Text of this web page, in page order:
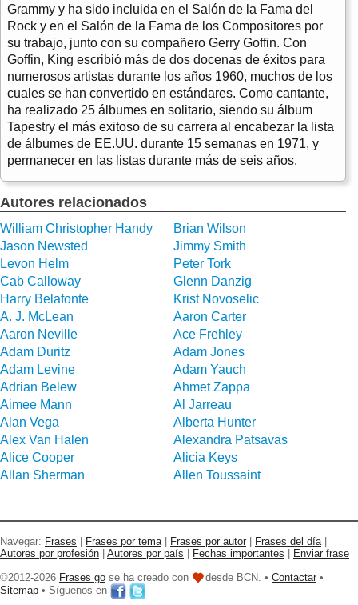
Grammy y ha sido incluida en el Salón de la Fama del
Rock y en el Salón de la Fama de los Compositores por
su trabajo, junto con su compañero Gerry Goffin. Con
Goffin, King escribió más de dos docenas de éxitos para
numerosos artistas durante los años 1960, muchos de los
cuales se han convertido en estándares. Como cantante,
ha realizado 25 álbumes en solitario, siendo su álbum
Tapestry el más exitoso de su carrera al encabezar la lista
de álbumes de EE.UU. durante 15 semanas en 1971, y
permanecer en las listas durante más de seis años.
Autores relacionados
William Christopher Handy
Brian Wilson
Jason Newsted
Jimmy Smith
Levon Helm
Peter Tork
Cab Calloway
Glenn Danzig
Harry Belafonte
Krist Novoselic
A. J. McLean
Aaron Carter
Aaron Neville
Ace Frehley
Adam Duritz
Adam Jones
Adam Levine
Adam Yauch
Adrian Belew
Ahmet Zappa
Aimee Mann
Al Jarreau
Alan Vega
Alberta Hunter
Alex Van Halen
Alexandra Patsavas
Alice Cooper
Alicia Keys
Allan Sherman
Allen Toussaint
Navegar: Frases | Frases por tema | Frases por autor | Frases del día |
Autores por profesión | Autores por país | Fechas importantes | Enviar frase
©2012-2026 Frases go se ha creado con desde BCN. • Contactar •
Sitemap • Síguenos en